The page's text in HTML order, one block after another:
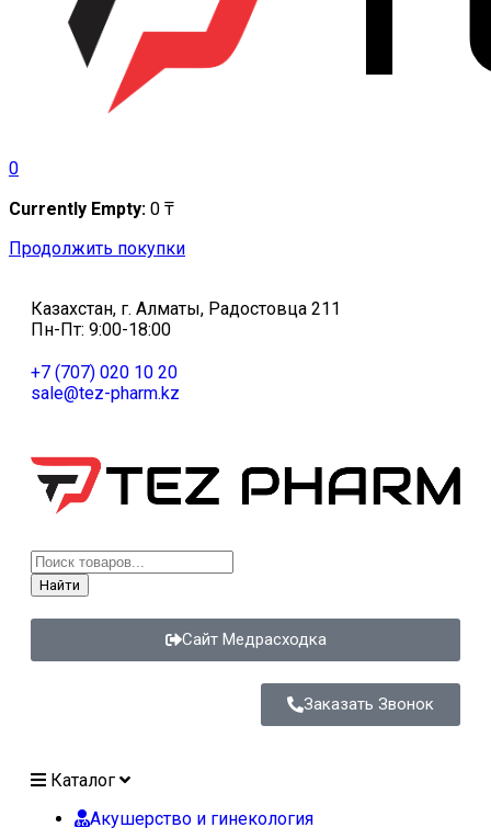
0
Currently Empty: 0 ₸
Продолжить покупки
Казахстан, г. Алматы, Радостовца 211
Пн-Пт: 9:00-18:00
+7 (707) 020 10 20
sale@tez-pharm.kz
Найти
Сайт Медрасходка
Заказать Звонок
Каталог
Акушерство и гинекология